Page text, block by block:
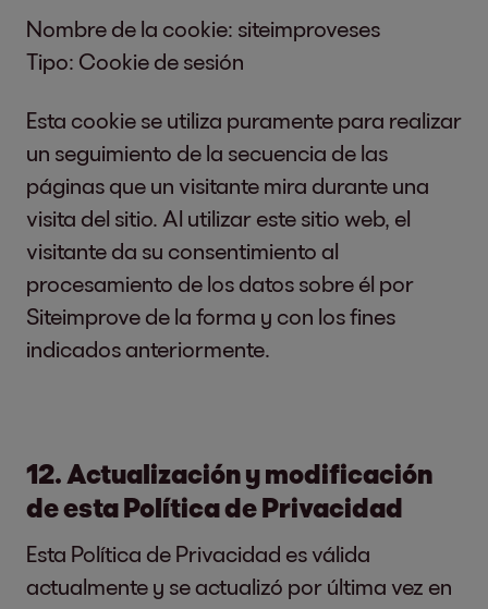
Lascookies de marketingse utilizan para
ofrecerle contenido relevante y basado en
web. La base legal para este procesamiento
de datos es el Art. 6, párrafo 1, oración 1,
letra a del RGPD (consentimiento).
La mayoría de los navegadores aceptan
cookies automáticamente. Sin embargo,
puede configurar su navegador para que no
se almacenen cookies en su computadora o
cookies puede resultar en que no pueda
utilizar todas las funciones de nuestro sitio
Gestión de cookies:
Nombre de la cookie: siteimproveses
Tipo: Cookie de sesión
Esta cookie se utiliza puramente para realizar
un seguimiento de la secuencia de las
páginas que un visitante mira durante una
visita del sitio. Al utilizar este sitio web, el
visitante da su consentimiento al
procesamiento de los datos sobre él por
Siteimprove de la forma y con los fines
indicados anteriormente.
12. Actualización y modificación
de esta Política de Privacidad
Esta Política de Privacidad es válida
actualmente y se actualizó por última vez en